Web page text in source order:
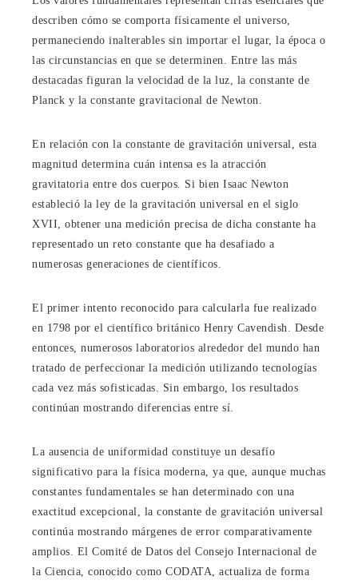
describen cómo se comporta físicamente el universo,
permaneciendo inalterables sin importar el lugar, la época o
las circunstancias en que se determinen. Entre las más
destacadas figuran la velocidad de la luz, la constante de
Planck y la constante gravitacional de Newton.
En relación con la constante de gravitación universal, esta
magnitud determina cuán intensa es la atracción
gravitatoria entre dos cuerpos. Si bien Isaac Newton
estableció la ley de la gravitación universal en el siglo
XVII, obtener una medición precisa de dicha constante ha
representado un reto constante que ha desafiado a
numerosas generaciones de científicos.
El primer intento reconocido para calcularla fue realizado
en 1798 por el científico británico Henry Cavendish. Desde
entonces, numerosos laboratorios alrededor del mundo han
tratado de perfeccionar la medición utilizando tecnologías
cada vez más sofisticadas. Sin embargo, los resultados
continúan mostrando diferencias entre sí.
La ausencia de uniformidad constituye un desafío
significativo para la física moderna, ya que, aunque muchas
constantes fundamentales se han determinado con una
exactitud excepcional, la constante de gravitación universal
continúa mostrando márgenes de error comparativamente
amplios. El Comité de Datos del Consejo Internacional de
la Ciencia, conocido como CODATA, actualiza de forma